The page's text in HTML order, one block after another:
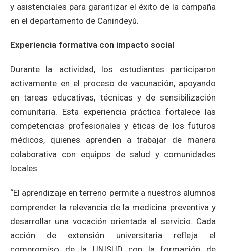
y asistenciales para garantizar el éxito de la campaña
en el departamento de Canindeyú.
Experiencia formativa con impacto social
Durante la actividad, los estudiantes participaron
activamente en el proceso de vacunación, apoyando
en tareas educativas, técnicas y de sensibilización
comunitaria. Esta experiencia práctica fortalece las
competencias profesionales y éticas de los futuros
médicos, quienes aprenden a trabajar de manera
colaborativa con equipos de salud y comunidades
locales.
“El aprendizaje en terreno permite a nuestros alumnos
comprender la relevancia de la medicina preventiva y
desarrollar una vocación orientada al servicio. Cada
acción de extensión universitaria refleja el